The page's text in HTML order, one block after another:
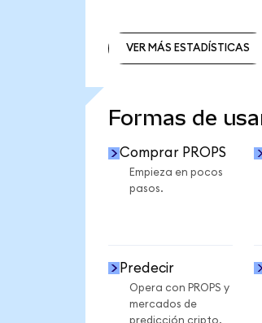
VER MÁS ESTADÍSTICAS
Formas de
Comprar PROPS
Empieza en pocos
pasos.
Predecir
Opera con PROPS y
mercados de
predicción cripto.